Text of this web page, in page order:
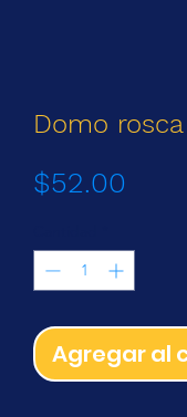
Domo
$52.00
Agregar al